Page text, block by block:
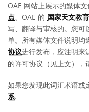
OAE 网站上展示的媒体文
点、OAE 的 国家天文教
写、翻译与审核的。您可
单。所有媒体文件说明均
协议进行发布，应注明来
的许可协议（见上文），
如果您发现此词汇术语或
系.